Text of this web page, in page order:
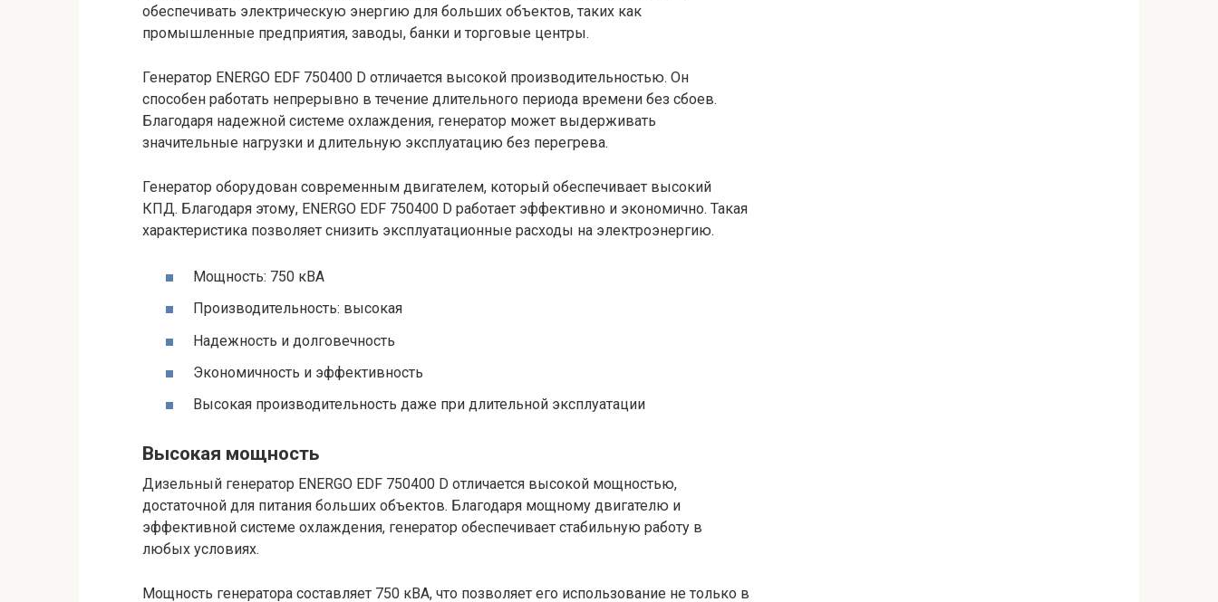
обеспечивать электрическую энергию для больших объектов, таких как
промышленные предприятия, заводы, банки и торговые центры.
Генератор ENERGO EDF 750400 D отличается высокой производительностью. Он
способен работать непрерывно в течение длительного периода времени без сбоев.
Благодаря надежной системе охлаждения, генератор может выдерживать
значительные нагрузки и длительную эксплуатацию без перегрева.
Генератор оборудован современным двигателем, который обеспечивает высокий
КПД. Благодаря этому, ENERGO EDF 750400 D работает эффективно и экономично. Такая
характеристика позволяет снизить эксплуатационные расходы на электроэнергию.
Мощность: 750 кВА
Производительность: высокая
Надежность и долговечность
Экономичность и эффективность
Высокая производительность даже при длительной эксплуатации
Высокая мощность
Дизельный генератор ENERGO EDF 750400 D отличается высокой мощностью,
достаточной для питания больших объектов. Благодаря мощному двигателю и
эффективной системе охлаждения, генератор обеспечивает стабильную работу в
любых условиях.
Мощность генератора составляет 750 кВА, что позволяет его использование не только в